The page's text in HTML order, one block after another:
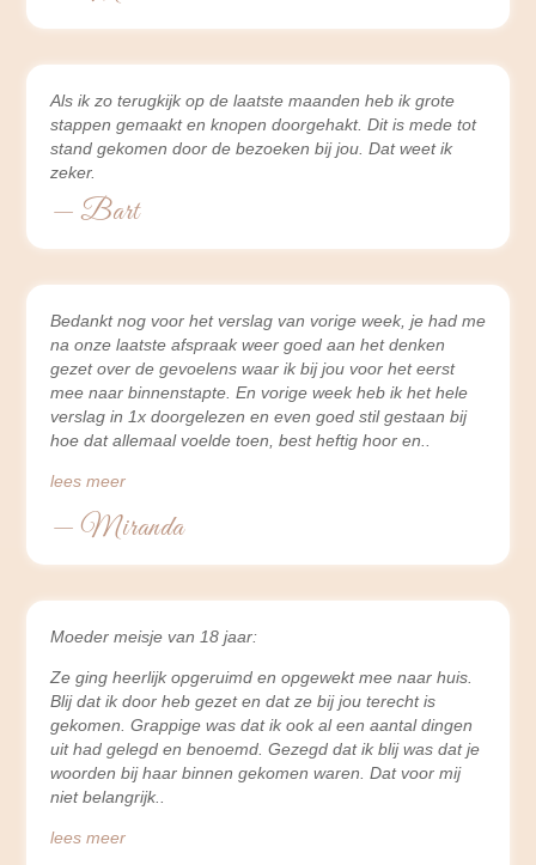
Als ik zo terugkijk op de laatste maanden heb ik grote
stappen gemaakt en knopen doorgehakt. Dit is mede tot
stand gekomen door de bezoeken bij jou. Dat weet ik
zeker.
— Bart
Bedankt nog voor het verslag van vorige week, je had me
na onze laatste afspraak weer goed aan het denken
gezet over de gevoelens waar ik bij jou voor het eerst
mee naar binnenstapte. En vorige week heb ik het hele
verslag in 1x doorgelezen en even goed stil gestaan bij
hoe dat allemaal voelde toen, best heftig hoor en
lees meer
— Miranda
Moeder meisje van 18 jaar:
Ze ging heerlijk opgeruimd en opgewekt mee naar huis.
Blij dat ik door heb gezet en dat ze bij jou terecht is
gekomen. Grappige was dat ik ook al een aantal dingen
uit had gelegd en benoemd. Gezegd dat ik blij was dat je
woorden bij haar binnen gekomen waren. Dat voor mij
niet belangrijk
lees meer